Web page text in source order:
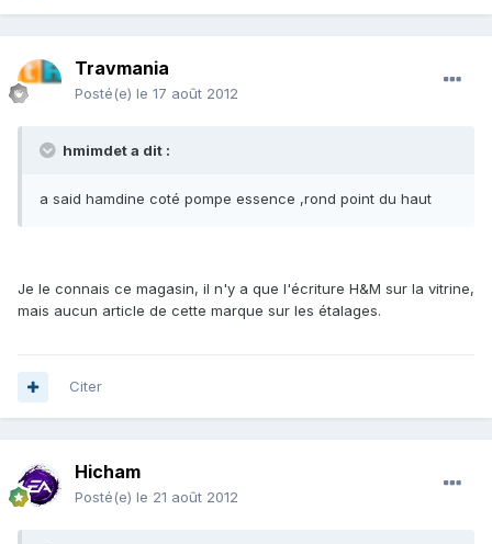
Travmania
Posté(e) le 17 août 2012
hmimdet a dit :
a said hamdine coté pompe essence ,rond point du haut
Je le connais ce magasin, il n'y a que l'écriture H&M sur la vitrine,
mais aucun article de cette marque sur les étalages.
Citer
Hicham
Posté(e) le 21 août 2012